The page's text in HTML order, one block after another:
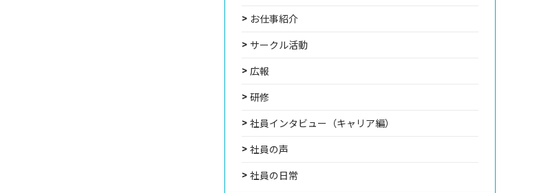
お仕事紹介
サークル活動
広報
研修
社員インタビュー（キャリア編）
社員の声
社員の日常